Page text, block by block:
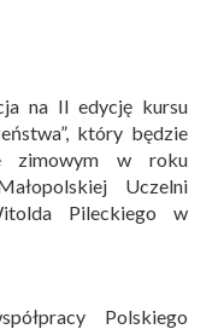
na II edycję kursu
który będzie
zimowym w roku
Uczelni
Pileckiego w
Polskiego